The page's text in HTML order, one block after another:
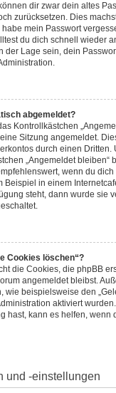
dir zwar dein altes
zurücksetzen. Dies
mein Passwort
du dich schnell wieder
der Lage sein, dein
abgemeldet?
Kontrollkästchen
Sitzung angemeldet.
durch einen Dritten.
„Angemeldet bleiben“
wenn du
Beispiel in einem
steht, dann wurde sie
Cookies löschen“?
die Cookies, die phpBB
angemeldet bleibst.
wie beispielsweise den
aktiviert
hast, kann es helfen, wenn
und -einstellungen